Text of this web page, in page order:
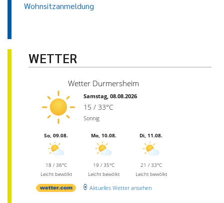
Wohnsitzanmeldung
WETTER
Wetter Durmersheim
Samstag, 08.08.2026
15 / 33°C
Sonnig
So, 09.08.
18 / 36°C
Leicht bewölkt
Mo, 10.08.
19 / 35°C
Leicht bewölkt
Di, 11.08.
21 / 33°C
Leicht bewölkt
Aktuelles Wetter ansehen